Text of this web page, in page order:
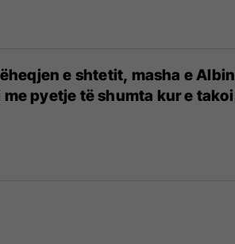
e shtetit, masha e Albin
pyetje të shumta kur e takoi